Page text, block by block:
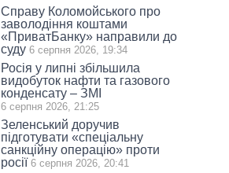
Справу Коломойського про
заволодіння коштами
«ПриватБанку» направили до
суду 6 серпня 2026, 19:34
Росія у липні збільшила
видобуток нафти та газового
конденсату – ЗМІ
6 серпня 2026, 21:25
Зеленський доручив
підготувати «спеціальну
санкційну операцію» проти
росії 6 серпня 2026, 20:41